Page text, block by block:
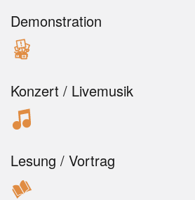
Demonstration
Konzert / Livemusik
Lesung / Vortrag